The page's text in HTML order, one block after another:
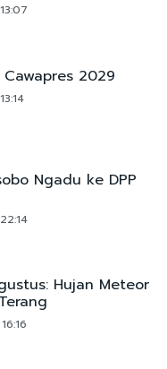
2029
Ngadu ke DPP
Hujan Meteor